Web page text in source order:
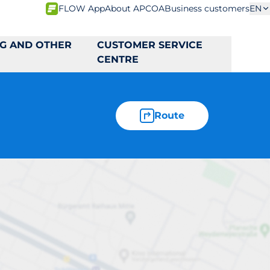
FLOW AppAbout APCOABusiness customersEN
AND OTHER
CUSTOMER SERVICE
CENTRE
Route